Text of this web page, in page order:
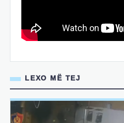
LEXO MË TEJ